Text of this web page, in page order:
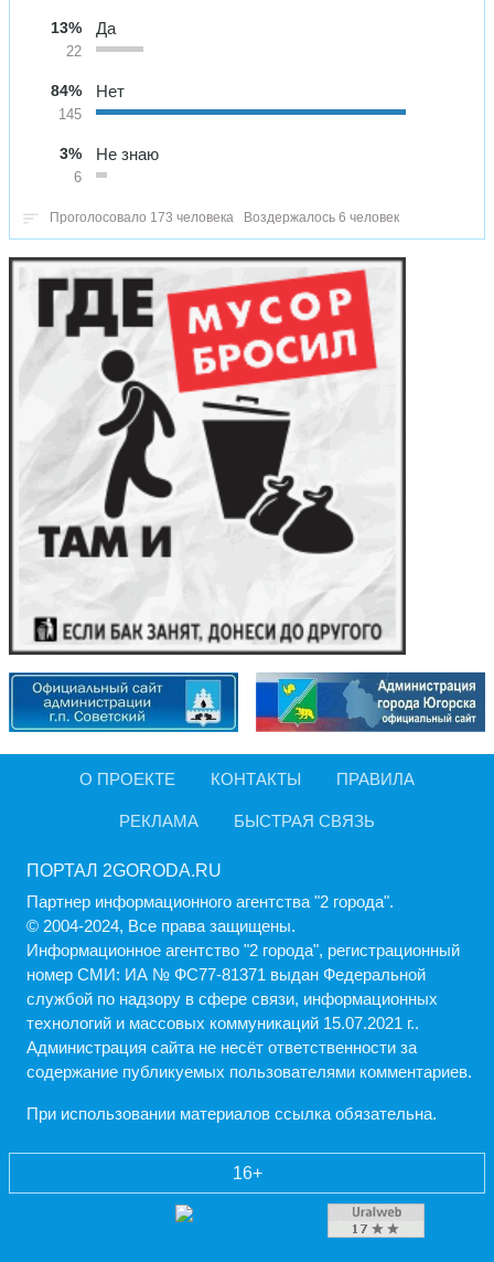
13%
22
Да
84%
145
Нет
3%
6
Не знаю
Проголосовало 173 человека Воздержалось 6 человек
О ПРОЕКТЕ КОНТАКТЫ ПРАВИЛА
РЕКЛАМА БЫСТРАЯ СВЯЗЬ
ПОРТАЛ 2GORODA.RU
Партнер информационного агентства "2 города".
© 2004-2024, Все права защищены.
Информационное агентство "2 города", регистрационный
номер СМИ: ИА № ФС77-81371 выдан Федеральной
службой по надзору в сфере связи, информационных
технологий и массовых коммуникаций 15.07.2021 г..
Администрация cайта не несёт ответственности за
содержание публикуемых пользователями комментариев.
При использовании материалов ссылка обязательна.
16+